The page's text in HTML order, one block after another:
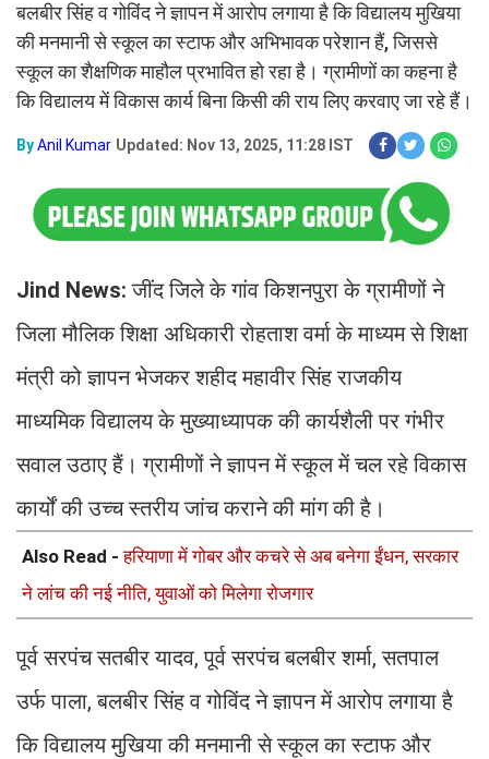
बलबीर सिंह व गोविंद ने ज्ञापन में आरोप लगाया है कि विद्यालय मुखिया
की मनमानी से स्कूल का स्टाफ और अभिभावक परेशान हैं, जिससे
स्कूल का शैक्षणिक माहौल प्रभावित हो रहा है। ग्रामीणों का कहना है
कि विद्यालय में विकास कार्य बिना किसी की राय लिए करवाए जा रहे हैं।
ByAnil Kumar Updated: Nov 13, 2025, 11:28 IST
Jind News: जींद जिले के गांव किशनपुरा के ग्रामीणों ने
जिला मौलिक शिक्षा अधिकारी रोहताश वर्मा के माध्यम से शिक्षा
मंत्री को ज्ञापन भेजकर शहीद महावीर सिंह राजकीय
माध्यमिक विद्यालय के मुख्याध्यापक की कार्यशैली पर गंभीर
सवाल उठाए हैं। ग्रामीणों ने ज्ञापन में स्कूल में चल रहे विकास
कार्यों की उच्च स्तरीय जांच कराने की मांग की है।
Also Read -हरियाणा में गोबर और कचरे से अब बनेगा ईंधन, सरकार
ने लांच की नई नीति, युवाओं को मिलेगा रोजगार
पूर्व सरपंच सतबीर यादव, पूर्व सरपंच बलबीर शर्मा, सतपाल
उर्फ पाला, बलबीर सिंह व गोविंद ने ज्ञापन में आरोप लगाया है
कि विद्यालय मुखिया की मनमानी से स्कूल का स्टाफ और